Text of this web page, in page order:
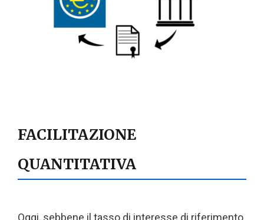
FACILITAZIONE
QUANTITATIVA
Oggi, sebbene il tasso di interesse di riferimento